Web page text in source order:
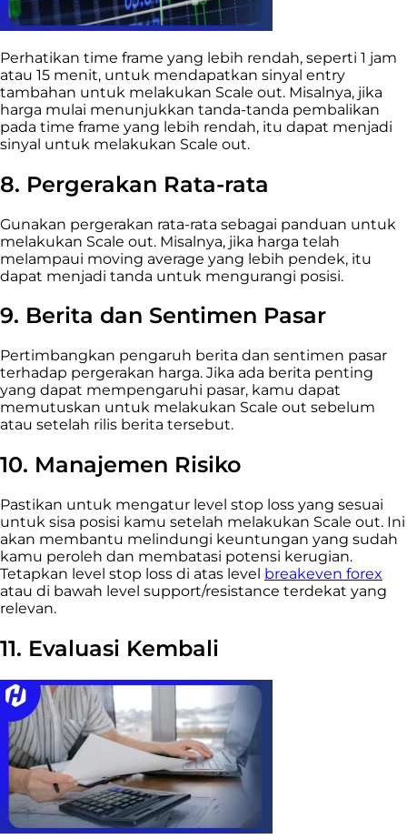
Perhatikan time frame yang lebih rendah, seperti 1 jam
atau 15 menit, untuk mendapatkan sinyal entry
tambahan untuk melakukan Scale out. Misalnya, jika
harga mulai menunjukkan tanda-tanda pembalikan
pada time frame yang lebih rendah, itu dapat menjadi
sinyal untuk melakukan Scale out.
8. Pergerakan Rata-rata
Gunakan pergerakan rata-rata sebagai panduan untuk
melakukan Scale out. Misalnya, jika harga telah
melampaui moving average yang lebih pendek, itu
dapat menjadi tanda untuk mengurangi posisi.
9. Berita dan Sentimen Pasar
Pertimbangkan pengaruh berita dan sentimen pasar
terhadap pergerakan harga. Jika ada berita penting
yang dapat mempengaruhi pasar, kamu dapat
memutuskan untuk melakukan Scale out sebelum
atau setelah rilis berita tersebut.
10. Manajemen Risiko
Pastikan untuk mengatur level stop loss yang sesuai
untuk sisa posisi kamu setelah melakukan Scale out. Ini
akan membantu melindungi keuntungan yang sudah
kamu peroleh dan membatasi potensi kerugian.
Tetapkan level stop loss di atas level breakeven forex
atau di bawah level support/resistance terdekat yang
relevan.
11. Evaluasi Kembali